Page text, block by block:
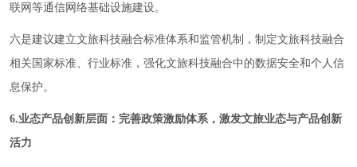
联网等通信网络基础设施建设。
六是建议建立文旅科技融合标准体系和监管机制，制定文旅科技融合
相关国家标准、行业标准，强化文旅科技融合中的数据安全和个人信
息保护。
6.业态产品创新层面：完善政策激励体系，激发文旅业态与产品创新
活力